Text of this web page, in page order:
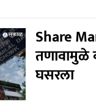
Share
तणावामुळे
घसरला